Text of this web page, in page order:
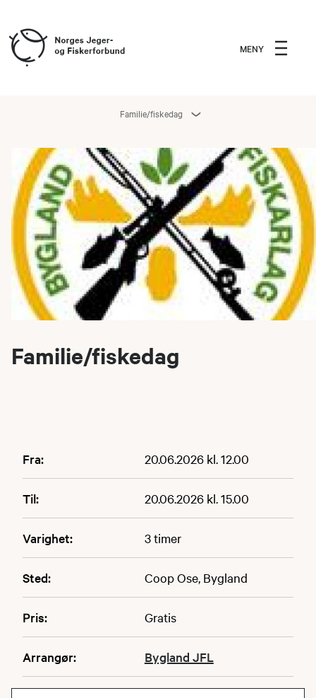
MENY
Familie/fiskedag
Familie/fiskedag
Fra: 20.06.2026 kl. 12.00
Til: 20.06.2026 kl. 15.00
Varighet: 3 timer
Sted: Coop Ose, Bygland
Pris: Gratis
Arrangør: Bygland JFL